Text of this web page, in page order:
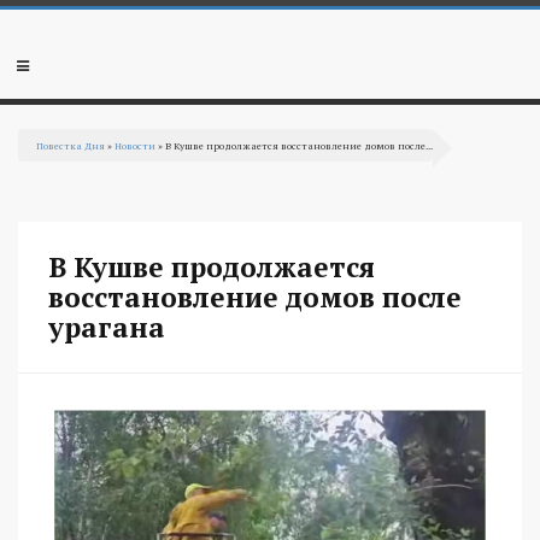
Перейти к основному содержанию
Мобильное
Повестка Дня »Новости » В Кушве продолжается восстановление домов после...
В Кушве продолжается
восстановление домов после
урагана